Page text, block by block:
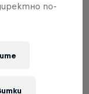
по-